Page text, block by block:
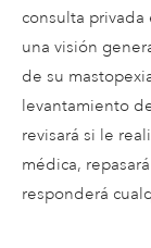
consulta
una visión
de su
levantamiento
revisará si le
médica,
responderá